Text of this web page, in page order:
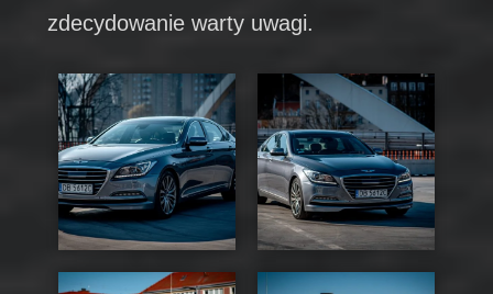
zdecydowanie warty uwagi.